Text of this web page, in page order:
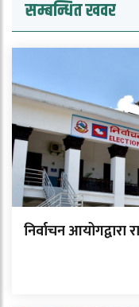
सम्बन्धित खवर
निर्वाचन